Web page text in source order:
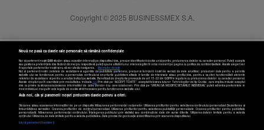
Copyright © 2025 BUSINESSMEX S.A.
Setări cookies
Nouă ne pasă ca datele tale personale să rămână confidențiale
Noi și partenerii noștri589stocăm și/sau accesăm informații pe dispozitivul dvs., precum identificatorii cookie unici pentru prelucrarea datelor cu caracter personal. Puteți accepta
sau gestiona preferințele dvs. făcând clic mai jos, respectiv vă puteți opune utilizării unui interes legitim în orice moment pe pagina cu politica de confidențialitate. Aceste alegeri vor
fi raportate partenerilor noștri și nu vă vor afecta navigarea.
Mai multe detalii
Noi si partenerii nostri (retelele de socializare si agentiile de publicitate partenere, precum si furnizorii nostri de servicii de date analitice) prelucram date pentru a permite
website-ului sa functioneze, pentru a personaliza continutul si anunturile publicitare afisate in functie de interesele si/sau profilul dvs., pentru a va oferi functionalitati aferente
retelelor de socializare si pentru a analiza traficul pe website. Beneficiati de drepturile prevazute de art. 15-22 din GDPR in legatura cu prelucrarea datelor cu caracter personal.
Aceste drepturi pot fi exercitate prin modalitatea indicataaici. Prin click pe “ACCEPT TOATE”, acceptati folosirea tuturor Tehnologiilor de tip Cookie, care implica inclusiv acceptul
dvs. cu privire la stocarea/accesarea informatiilor de catre Vendor-ii cu care colaboram. Prin click pe “VREAU SA MODIFIC SETARILE INDIVIDUAL” puteti schimba preferintele in
mod individual, mai putin cele legate de cookie strict necesare pentru functionarea website-ului.
Atât noi, cât și partenerii noștri prelucrăm datele pentru a oferi:
Stocarea și/sau accesarea informațiilor de pe un dispozitiv. Măsurarea performanței reclamelor. Utilizarea profilurilor pentru selectarea conținutului personalizat. Dezvoltarea și
îmbunătățirea serviciilor. Crearea profilurilor de conținut personalizat. Utilizarea profilurilor pentru selectarea publicității personalizate. Crearea profilurilor pentru publicitate
personalizată. Măsurarea performanței conținutului. Înțelegerea publicului prin statistici sau combinații de date din surse diferite. Utilizarea datelor limitate pentru a selecta
conținutul. Utilizarea de date limitate pentru a selecta publicitatea. Date precise de geolocație și identificarea prin scanarea dispozitivului.
Listă parteneri (furnizori)